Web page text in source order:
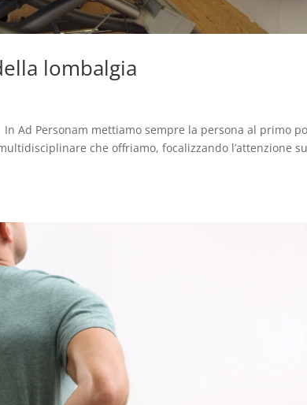
lombalgia
In Ad Personam mettiamo sempre la persona al primo
che offriamo, focalizzando l’attenzione